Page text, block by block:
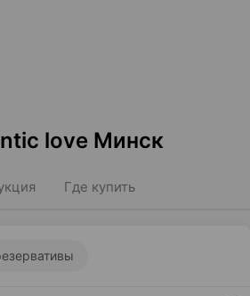
love Минск
Где купить